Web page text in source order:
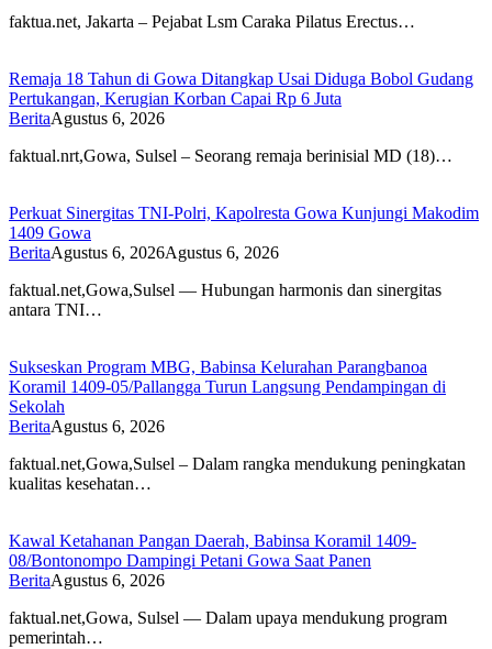
faktua.net, Jakarta – Pejabat Lsm Caraka Pilatus Erectus…
Remaja 18 Tahun di Gowa Ditangkap Usai Diduga Bobol Gudang
Pertukangan, Kerugian Korban Capai Rp 6 Juta
BeritaAgustus 6, 2026
faktual.nrt,Gowa, Sulsel – Seorang remaja berinisial MD (18)…
Perkuat Sinergitas TNI-Polri, Kapolresta Gowa Kunjungi Makodim
1409 Gowa
BeritaAgustus 6, 2026Agustus 6, 2026
faktual.net,Gowa,Sulsel — Hubungan harmonis dan sinergitas
antara TNI…
Sukseskan Program MBG, Babinsa Kelurahan Parangbanoa
Koramil 1409-05/Pallangga Turun Langsung Pendampingan di
Sekolah
BeritaAgustus 6, 2026
faktual.net,Gowa,Sulsel – Dalam rangka mendukung peningkatan
kualitas kesehatan…
Kawal Ketahanan Pangan Daerah, Babinsa Koramil 1409-
08/Bontonompo Dampingi Petani Gowa Saat Panen
BeritaAgustus 6, 2026
faktual.net,Gowa, Sulsel — Dalam upaya mendukung program
pemerintah…